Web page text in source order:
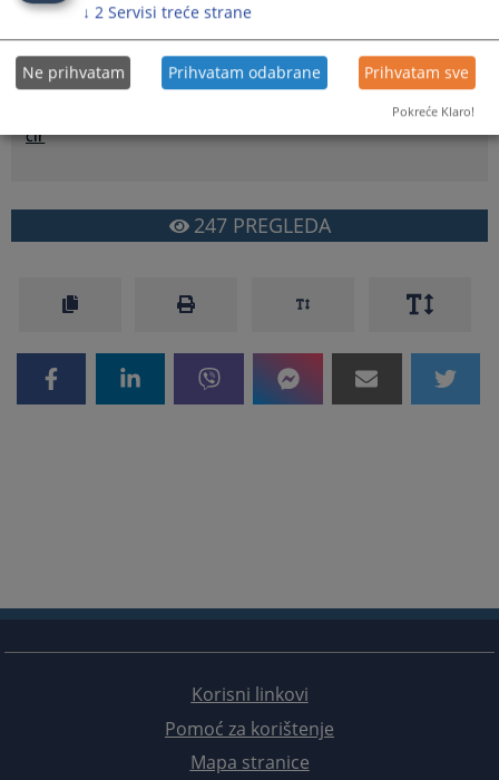
Platforma za izradu strateškog dokumenta za
unapređenje sigurnosti pravosuđa u Bosni i Hercegovini -
lat
Platforma za izradu strateškog dokumenta za
unapređenje sigurnosti pravosuđa u Bosni i Hercegovini -
ćir
247PREGLEDA
Korisni linkovi
Pomoć za korištenje
Mapa stranice
↓ 2 Servisi treće strane
Ne prihvatam Prihvatam odabrane Prihvatam sve
Pokreće Klaro!